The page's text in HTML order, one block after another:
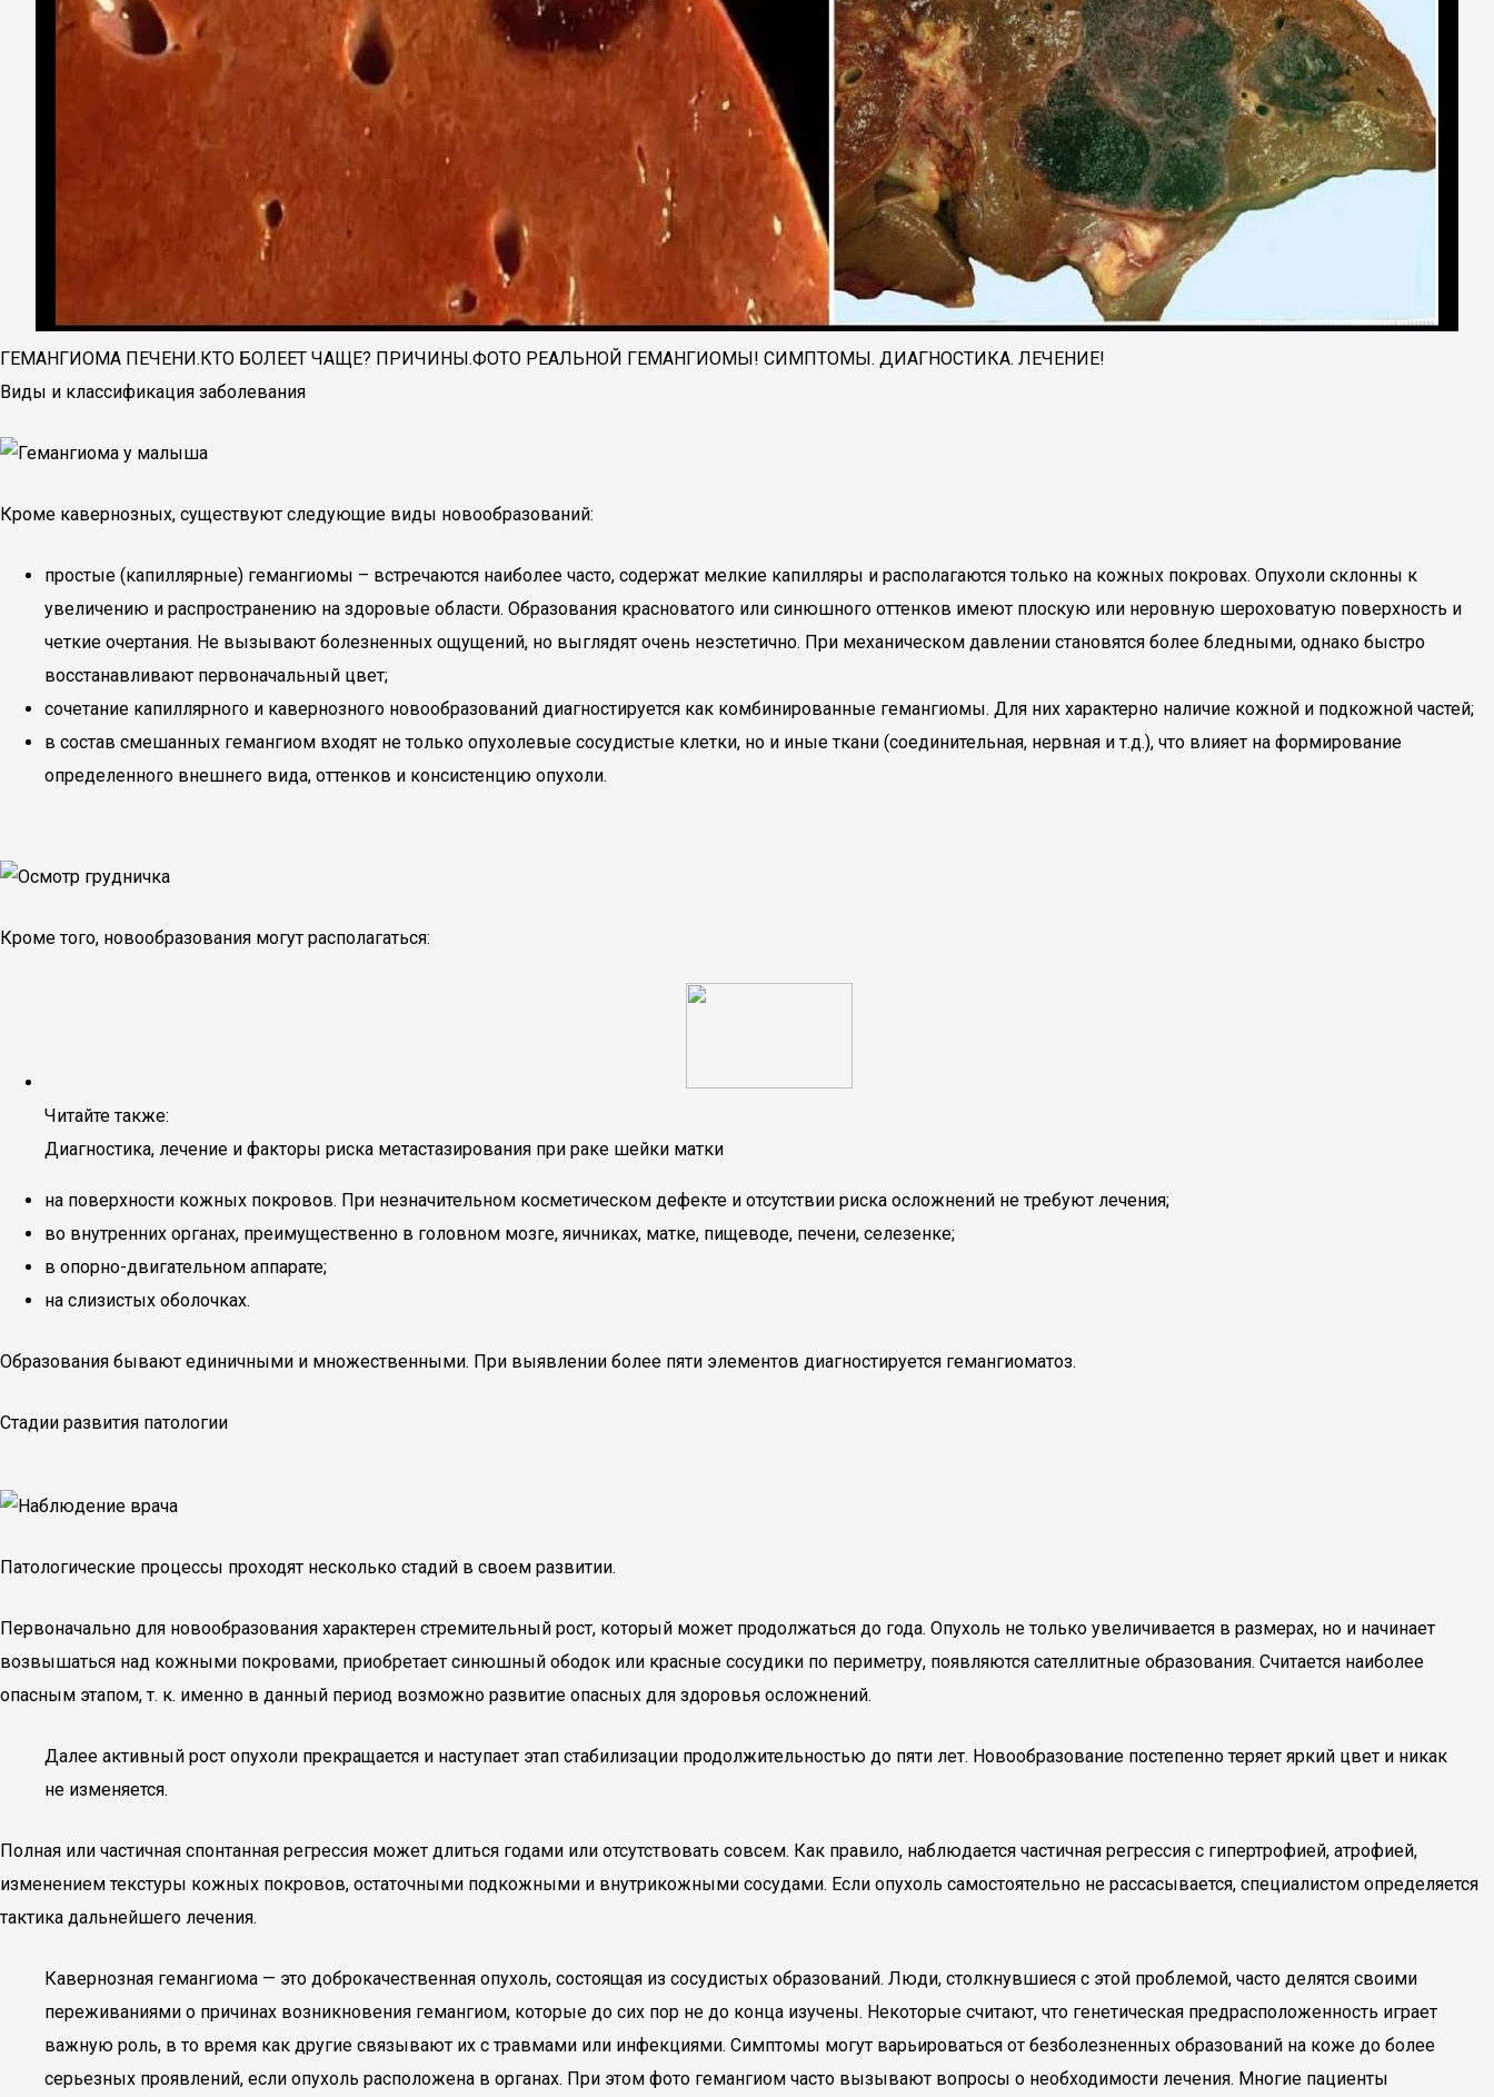
ГЕМАНГИОМА ПЕЧЕНИ.КТО БОЛЕЕТ ЧАЩЕ? ПРИЧИНЫ.ФОТО РЕАЛЬНОЙ ГЕМАНГИОМЫ! СИМПТОМЫ. ДИАГНОСТИКА. ЛЕЧЕНИЕ!
Виды и классификация заболевания
Кроме кавернозных, существуют следующие виды новообразований:
простые (капиллярные) гемангиомы – встречаются наиболее часто, содержат мелкие капилляры и располагаются только на кожных покровах. Опухоли склонны к
увеличению и распространению на здоровые области. Образования красноватого или синюшного оттенков имеют плоскую или неровную шероховатую поверхность и
четкие очертания. Не вызывают болезненных ощущений, но выглядят очень неэстетично. При механическом давлении становятся более бледными, однако быстро
восстанавливают первоначальный цвет;
сочетание капиллярного и кавернозного новообразований диагностируется как комбинированные гемангиомы. Для них характерно наличие кожной и подкожной частей;
в состав смешанных гемангиом входят не только опухолевые сосудистые клетки, но и иные ткани (соединительная, нервная и т.д.), что влияет на формирование
определенного внешнего вида, оттенков и консистенцию опухоли.
Кроме того, новообразования могут располагаться:
Читайте также:
Диагностика, лечение и факторы риска метастазирования при раке шейки матки
на поверхности кожных покровов. При незначительном косметическом дефекте и отсутствии риска осложнений не требуют лечения;
во внутренних органах, преимущественно в головном мозге, яичниках, матке, пищеводе, печени, селезенке;
в опорно-двигательном аппарате;
на слизистых оболочках.
Образования бывают единичными и множественными. При выявлении более пяти элементов диагностируется гемангиоматоз.
Стадии развития патологии
Патологические процессы проходят несколько стадий в своем развитии.
Первоначально для новообразования характерен стремительный рост, который может продолжаться до года. Опухоль не только увеличивается в размерах, но и начинает
возвышаться над кожными покровами, приобретает синюшный ободок или красные сосудики по периметру, появляются сателлитные образования. Считается наиболее
опасным этапом, т. к. именно в данный период возможно развитие опасных для здоровья осложнений.
Далее активный рост опухоли прекращается и наступает этап стабилизации продолжительностью до пяти лет. Новообразование постепенно теряет яркий цвет и никак
не изменяется.
Полная или частичная спонтанная регрессия может длиться годами или отсутствовать совсем. Как правило, наблюдается частичная регрессия с гипертрофией, атрофией,
изменением текстуры кожных покровов, остаточными подкожными и внутрикожными сосудами. Если опухоль самостоятельно не рассасывается, специалистом определяется
тактика дальнейшего лечения.
Кавернозная гемангиома — это доброкачественная опухоль, состоящая из сосудистых образований. Люди, столкнувшиеся с этой проблемой, часто делятся своими
переживаниями о причинах возникновения гемангиом, которые до сих пор не до конца изучены. Некоторые считают, что генетическая предрасположенность играет
важную роль, в то время как другие связывают их с травмами или инфекциями. Симптомы могут варьироваться от безболезненных образований на коже до более
серьезных проявлений, если опухоль расположена в органах. При этом фото гемангиом часто вызывают вопросы о необходимости лечения. Многие пациенты